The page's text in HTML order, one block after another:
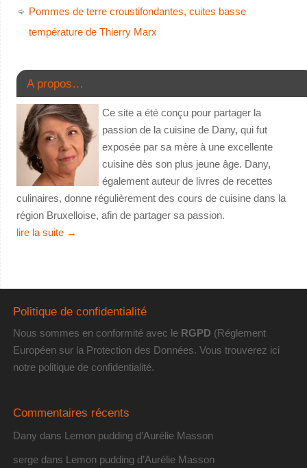
Pommes de terre croustifondantes, cuites basse
température de Thierry Marx
A propos…
Ce site a été conçu pour partager la
passion de la cuisine de Dany, qui fut
exposée par sa mère à une excellente
cuisine dès son plus jeune âge. Dany,
également auteur de livres de recettes
culinaires, donne régulièrement des cours de cuisine dans la
région Bruxelloise, afin de partager sa passion.
lire la suite →
Politique de confidentialité
Nous sommes en conformité avec le RGPD (Réglement
Européen sur la Protection des Données. Vous trouverez ici
notre politique de confidentialité.
Commentaires récents
Dany dans Lemon pudding d’Aurélie Masson
sergedans Lemon pudding d’Aurélie Masson